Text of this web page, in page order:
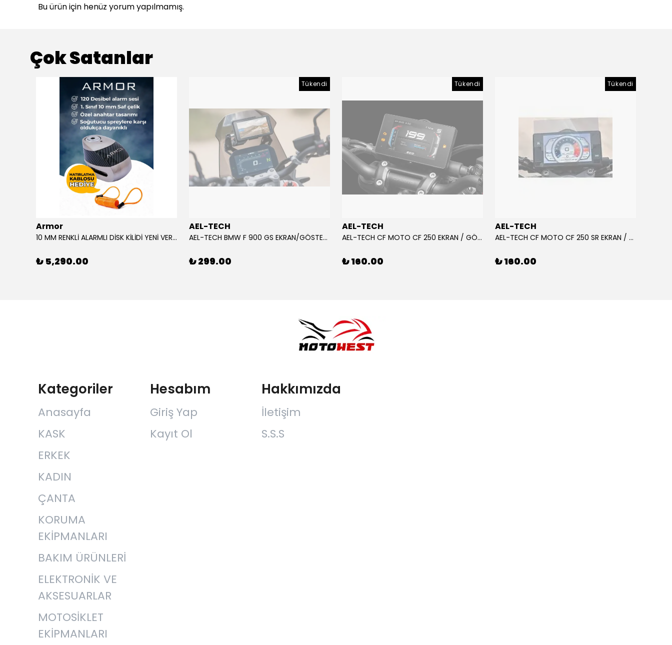
Bu ürün için henüz yorum yapılmamış.
Çok Satanlar
Armor
10 MM RENKLİ ALARMLI DİSK KİLİDİ YENİ VERSİYON
₺ 5,290.00
Tükendi
AEL-TECH
AEL-TECH BMW F 900 GS EKRAN/GÖSTERGE KORUYUCU 2024-2025
₺ 299.00
Tükendi
AEL-TECH
AEL-TECH CF MOTO CF 250 EKRAN / GÖSTERGE KORUYUCU 2020-2022
₺ 160.00
Tükendi
AEL-TECH
AEL-TECH CF MOTO CF 250 SR EKRAN / GÖSTERGE KORUYUCU 2023-2025
₺ 160.00
Kategoriler
Anasayfa
KASK
ERKEK
KADIN
ÇANTA
KORUMA
EKİPMANLARI
BAKIM ÜRÜNLERİ
ELEKTRONİK VE
AKSESUARLAR
MOTOSİKLET
EKİPMANLARI
Hesabım
Giriş Yap
Kayıt Ol
Hakkımızda
İletişim
S.S.S